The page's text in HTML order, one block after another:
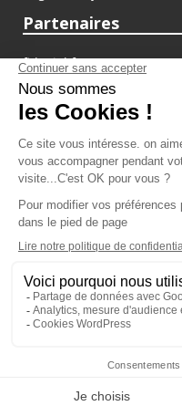
Partenaires
fiducial.fr
lyoncapitale.fr
olympique-et-lyonnais.com
L'application
Les cookies
Gestion des cookies
Crédit photos :
Judith Beller